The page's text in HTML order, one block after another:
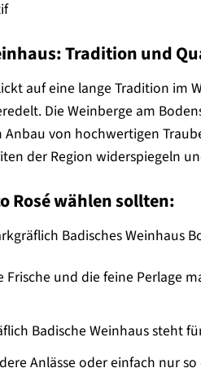
Tradition und
auf eine lange Tradition
Die Weinberge am
von hochwertigen
der Region widerspiegeln
Rosé wählen sollten:
Badisches Weinhaus
Frische und die feine Perlage
Badische Weinhaus steht
Anlässe oder einfach nur